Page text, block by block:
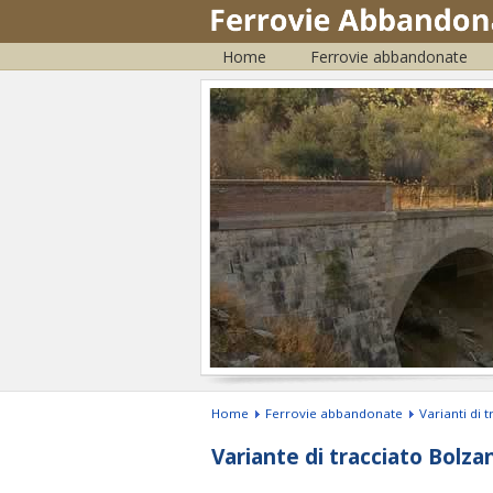
Home Ferrovie abbandonate
Home Ferrovie abbandonate Varianti di
Variante di tracciato